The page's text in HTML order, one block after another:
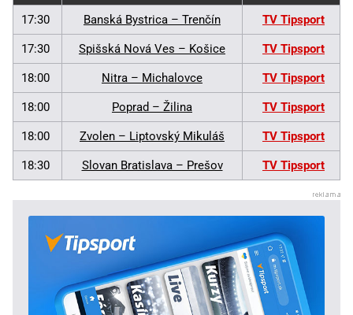
17:30 Banská Bystrica – Trenčín TV Tipsport
17:30 Spišská Nová Ves – Košice TV Tipsport
18:00 Nitra – Michalovce TV Tipsport
18:00 Poprad – Žilina TV Tipsport
18:00 Zvolen – Liptovský Mikuláš TV Tipsport
18:30 Slovan Bratislava – Prešov TV Tipsport